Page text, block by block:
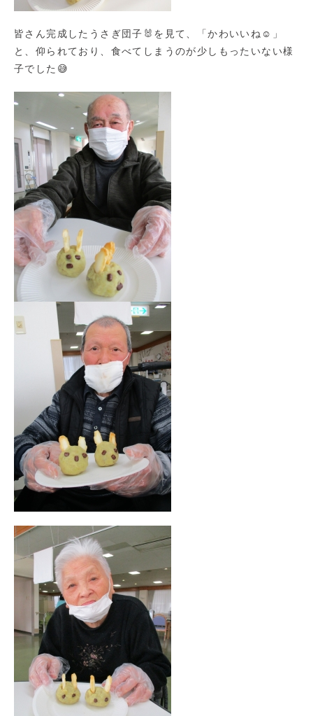
皆さん完成したうさぎ団子🐰を見て、「かわいいね☺」
と、仰られており、食べてしまうのが少しもったいない様
子でした😅